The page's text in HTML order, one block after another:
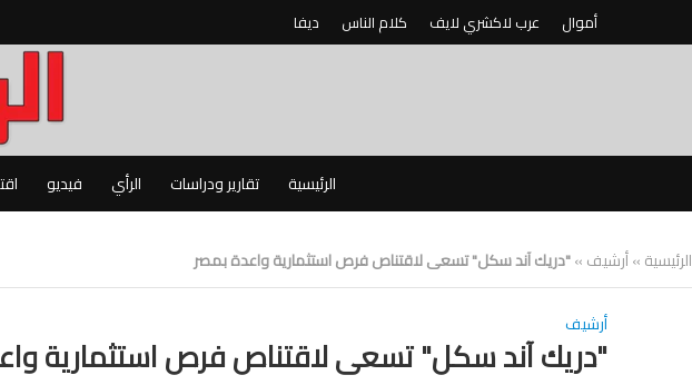
أموال عرب لاكشري لايف كلام الناس ديفا
الرئيسية تقارير ودراسات الرأي فيديو
الرئيسية»أرشيف»"دريك آند سكل" تسعى لاقتناص فرص استثمارية واعدة بمصر
أرشيف
"دريك آند سكل" تسعى لاقتناص فرص استثمارية